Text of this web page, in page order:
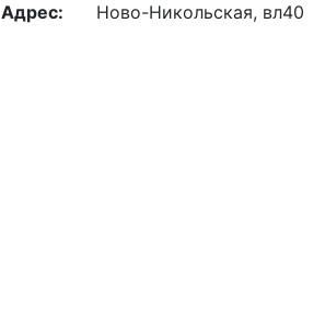
Адрес:
Ново-Никольская, вл40